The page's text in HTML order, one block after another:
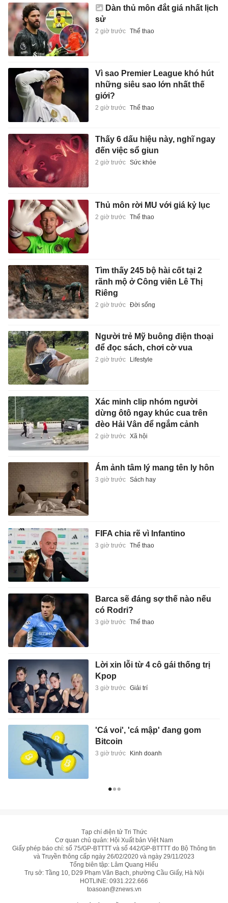
Dàn thủ môn đắt giá nhất lịch
sử
2 giờ trước Thể thao
Vì sao Premier League khó hút
những siêu sao lớn nhất thế
giới?
2 giờ trước Thể thao
Thấy 6 dấu hiệu này, nghĩ ngay
đến việc sổ giun
2 giờ trước Sức khỏe
Thủ môn rời MU với giá kỷ lục
2 giờ trước Thể thao
Tìm thấy 245 bộ hài cốt tại 2
rãnh mộ ở Công viên Lê Thị
Riêng
2 giờ trước Đời sống
Người trẻ Mỹ buông điện thoại
để đọc sách, chơi cờ vua
2 giờ trước Lifestyle
Xác minh clip nhóm người
dừng ôtô ngay khúc cua trên
đèo Hải Vân để ngắm cảnh
2 giờ trước Xã hội
Ám ảnh tâm lý mang tên ly hôn
3 giờ trước Sách hay
FIFA chia rẽ vì Infantino
3 giờ trước Thể thao
Barca sẽ đáng sợ thế nào nếu
có Rodri?
3 giờ trước Thể thao
Lời xin lỗi từ 4 cô gái thống trị
Kpop
3 giờ trước Giải trí
'Cá voi', 'cá mập' đang gom
Bitcoin
3 giờ trước Kinh doanh
Tạp chí điện tử Tri Thức
Cơ quan chủ quản: Hội Xuất bản Việt Nam
Giấy phép báo chí: số 75/GP-BTTTT và số 442/GP-BTTTT do Bộ Thông tin
và Truyền thông cấp ngày 26/02/2020 và ngày 29/11/2023
Tổng biên tập: Lâm Quang Hiếu
Trụ sở: Tầng 10, D29 Phạm Văn Bạch, phường Cầu Giấy, Hà Nội
HOTLINE: 0931.222.666
toasoan@znews.vn